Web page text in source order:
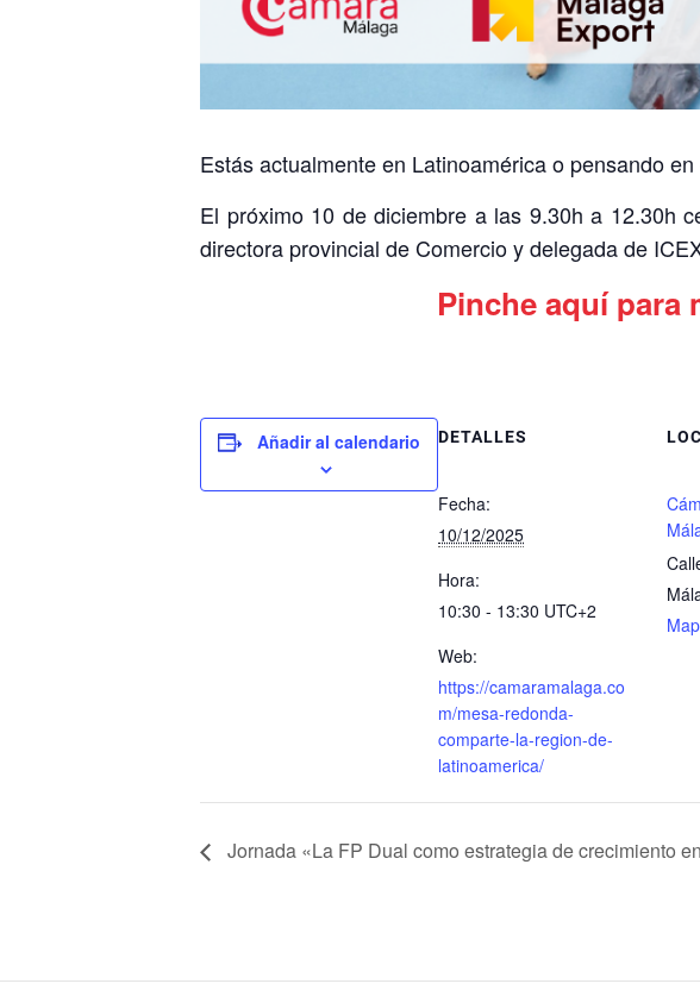
Estás actualmente en Latinoamérica o pensando
El próximo 10 de diciembre a las 9.30h a 12.30h
directora provincial de Comercio y delegada de
Pinche aquí
Añadir al calendario DETALLES
Fecha:
10/12/2025
Hora:
10:30 - 13:30 UTC+2
Web:
https://camaramalaga.co
m/mesa-redonda-
comparte-la-region-de-
latinoamerica/
Map
Jornada «La FP Dual como estrategia de crecimiento